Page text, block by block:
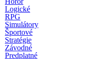
Logické
RPG
Simulátory
Športové
Stratégie
Závodné
Predplatné